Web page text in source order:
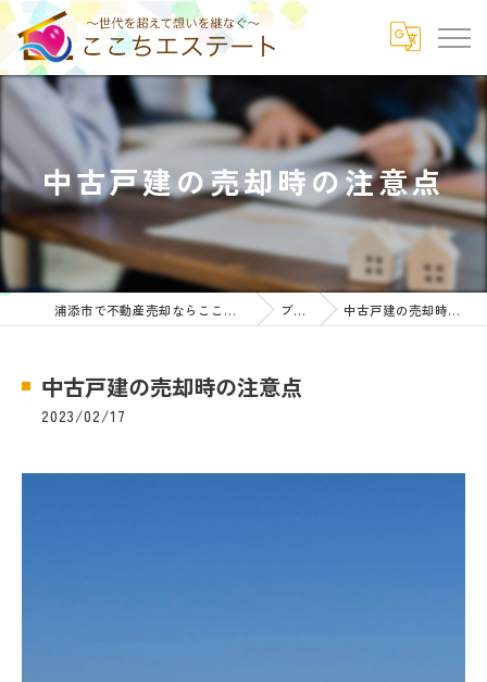
中古戸建の売却時の注意点
浦添市で不動産売却ならここちエステート ブログ 中古戸建の売却時の注意点
中古戸建の売却時の注意点
2023/02/17